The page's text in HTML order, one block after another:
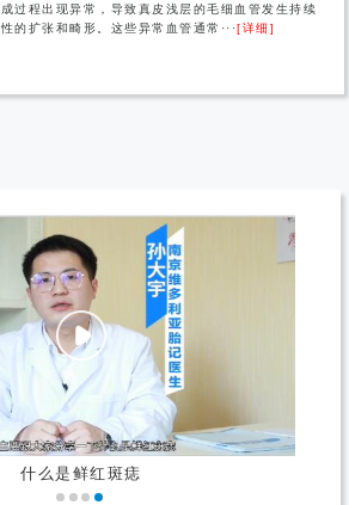
成过程出现异常，导致真皮浅层的毛细血管发生持续
性的扩张和畸形。这些异常血管通常···[详细]
什么是鲜红斑痣